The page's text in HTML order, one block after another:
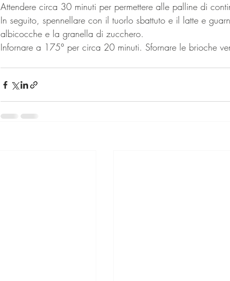
Attendere circa 30 minuti per permettere alle palline di
In seguito, spennellare con il tuorlo sbattuto e il latte e
albicocche e la granella di zucchero.
Infornare a 175° per circa 20 minuti. Sfornare le brioche